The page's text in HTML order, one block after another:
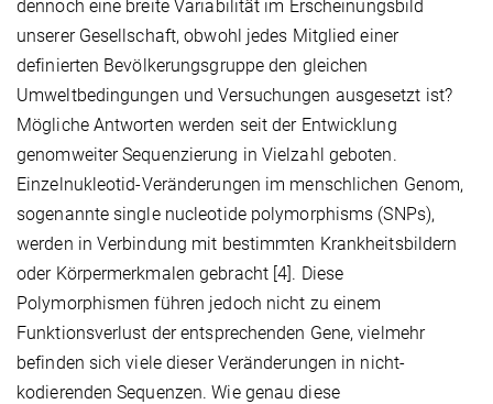
dennoch eine breite Variabilität im Erscheinungsbild
unserer Gesellschaft, obwohl jedes Mitglied einer
definierten Bevölkerungsgruppe den gleichen
Umweltbedingungen und Versuchungen ausgesetzt ist?
Mögliche Antworten werden seit der Entwicklung
genomweiter Sequenzierung in Vielzahl geboten.
Einzelnukleotid-Veränderungen im menschlichen Genom,
sogenannte single nucleotide polymorphisms (SNPs),
werden in Verbindung mit bestimmten Krankheitsbildern
oder Körpermerkmalen gebracht [4]. Diese
Polymorphismen führen jedoch nicht zu einem
Funktionsverlust der entsprechenden Gene, vielmehr
befinden sich viele dieser Veränderungen in nicht-
kodierenden Sequenzen. Wie genau diese